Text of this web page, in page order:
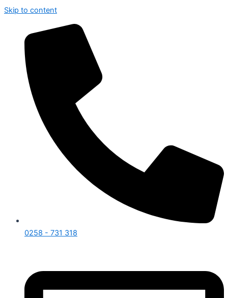
Skip to content
0258 - 731 318